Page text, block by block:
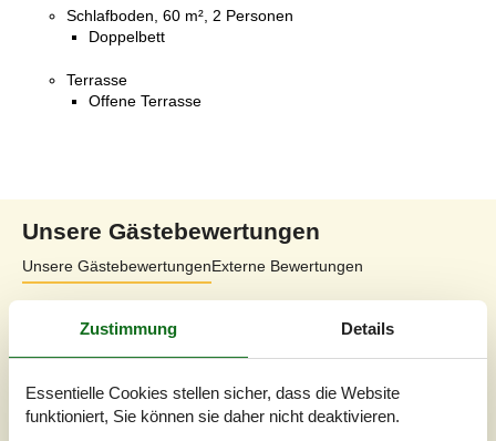
Schlafboden, 60 m², 2 Personen
Doppelbett
Terrasse
Offene Terrasse
Unsere Gästebewertungen
Unsere GästebewertungenExterne Bewertungen
1,0 Bewertung
Bewertung ist vom 08.10.2024
Zustimmung Details
Essentielle Cookies stellen sicher, dass die Website
funktioniert, Sie können sie daher nicht deaktivieren.